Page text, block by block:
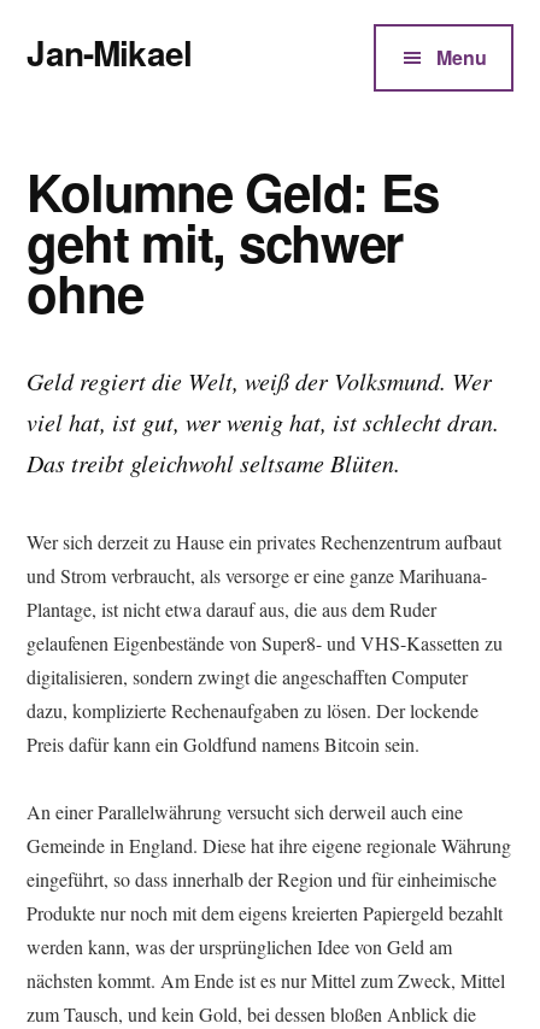
Inhalt
springen
menu
Jan-Mikael
Eder
Menu
Kolumne Geld: Es
geht mit, schwer
ohne
Geld regiert die Welt, weiß der Volksmund. Wer
viel hat, ist gut, wer wenig hat, ist schlecht dran.
Das treibt gleichwohl seltsame Blüten.
Wer sich derzeit zu Hause ein privates Rechenzentrum aufbaut
und Strom verbraucht, als versorge er eine ganze Marihuana-
Plantage, ist nicht etwa darauf aus, die aus dem Ruder
gelaufenen Eigenbestände von Super8- und VHS-Kassetten zu
digitalisieren, sondern zwingt die angeschafften Computer
dazu, komplizierte Rechenaufgaben zu lösen. Der lockende
Preis dafür kann ein Goldfund namens Bitcoin sein.
An einer Parallelwährung versucht sich derweil auch eine
Gemeinde in England. Diese hat ihre eigene regionale Währung
eingeführt, so dass innerhalb der Region und für einheimische
Produkte nur noch mit dem eigens kreierten Papiergeld bezahlt
werden kann, was der ursprünglichen Idee von Geld am
nächsten kommt. Am Ende ist es nur Mittel zum Zweck, Mittel
zum Tausch, und kein Gold, bei dessen bloßen Anblick die